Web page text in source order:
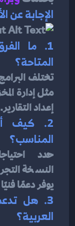
الإجابة عن
المتاحة؟
إعداد التقارير.
المناسب؟
يوفر دعمًا
العربية؟